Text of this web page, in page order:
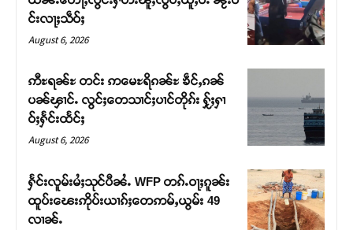
Support SHAN
င်းလႃႈသဵဝ်ႈ
August 6, 2026
ဢီႊရၼ်ႊ တင်း ဢမေႊရိၵၼ်ႊ ၶဵင်ႇၵၼ်
ပၼ်ၾၢင်ႉ လွင်ႈတေသၢင်ႈပၢင်တိုၵ်း ႁႂ်ႈႁၢ
ဝ်ႈႁႅင်းထႅင်ႈ
August 6, 2026
ႁႅင်းလူမ်းမႆႈသုင်ပီၼႆႉ WFP တၵ်ႉဝႃႈၵူၼ်း
ထူပ်းၽေးဢိုပ်းယၢၵ်ႈတေဢမ်ႇယွမ်း 49
လၢၼ်ႉ